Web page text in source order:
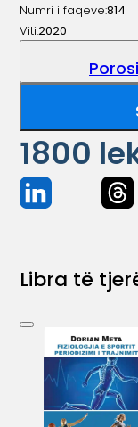
Numri i faqeve:814
Viti:2020
1800
Libra të